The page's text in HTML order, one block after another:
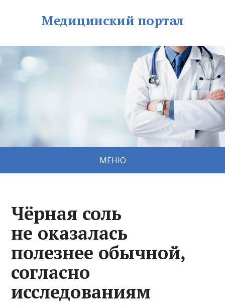
Медицинский портал
МЕНЮ
Чёрная соль
не оказалась
полезнее обычной,
согласно
исследованиям